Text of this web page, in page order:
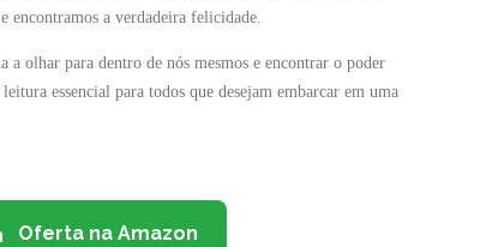
encontramos a verdadeira felicidade.
olhar para dentro de nós mesmos e encontrar o poder
essencial para todos que desejam embarcar em uma
Oferta na Amazon